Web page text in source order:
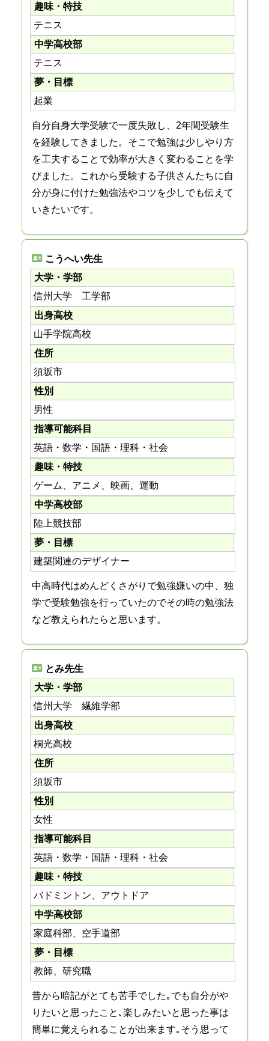
趣味・特技
テニス
中学高校部
テニス
夢・目標
起業
自分自身大学受験で一度失敗し、2年間受験生
を経験してきました。そこで勉強は少しやり方
を工夫することで効率が大きく変わることを学
びました。これから受験する子供さんたちに自
分が身に付けた勉強法やコツを少しでも伝えて
いきたいです。
こうへい先生
大学・学部
信州大学 工学部
出身高校
山手学院高校
住所
須坂市
性別
男性
指導可能科目
英語・数学・国語・理科・社会
趣味・特技
ゲーム、アニメ、映画、運動
中学高校部
陸上競技部
夢・目標
建築関連のデザイナー
中高時代はめんどくさがりで勉強嫌いの中、独
学で受験勉強を行っていたのでその時の勉強法
など教えられたらと思います。
とみ先生
大学・学部
信州大学 繊維学部
出身高校
桐光高校
住所
須坂市
性別
女性
指導可能科目
英語・数学・国語・理科・社会
趣味・特技
バドミントン、アウトドア
中学高校部
家庭科部、空手道部
夢・目標
教師、研究職
昔から暗記がとても苦手でした｡でも自分がや
りたいと思ったこと､楽しみたいと思った事は
簡単に覚えられることが出来ます｡そう思って